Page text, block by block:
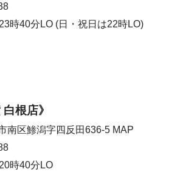
時40分LO (日・祝日は22時LO)
根店》
南区鯵潟字四反田636-5 MAP
時40分LO